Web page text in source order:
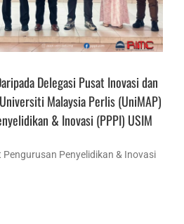
Delegasi Pusat Inovasi dan
Malaysia Perlis (UniMAP)
& Inovasi (PPPI) USIM
Penyelidikan & Inovasi